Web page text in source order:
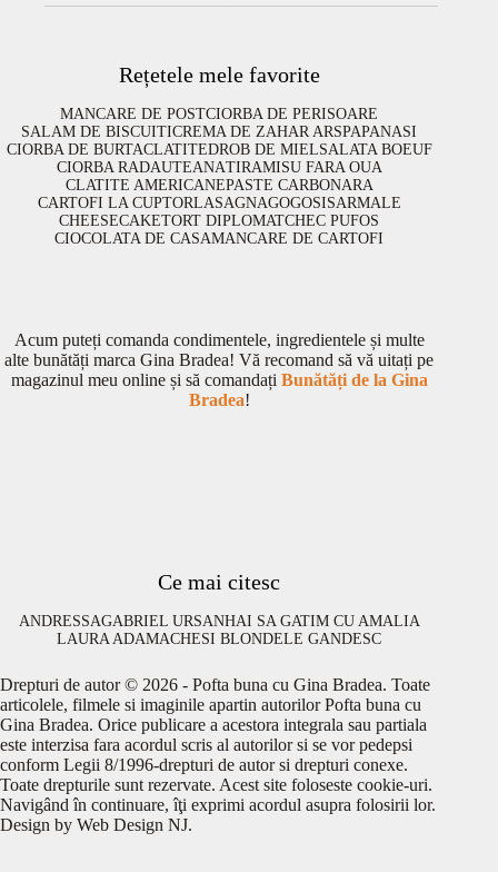
Rețetele mele favorite
MANCARE DE POSTCIORBA DE PERISOARE
SALAM DE BISCUITICREMA DE ZAHAR ARSPAPANASI
CIORBA DE BURTACLATITEDROB DE MIELSALATA BOEUF
CIORBA RADAUTEANATIRAMISU FARA OUA
CLATITE AMERICANEPASTE CARBONARA
CARTOFI LA CUPTORLASAGNAGOGOSISARMALE
CHEESECAKETORT DIPLOMATCHEC PUFOS
CIOCOLATA DE CASAMANCARE DE CARTOFI
Acum puteți comanda condimentele, ingredientele și multe
alte bunătăți marca Gina Bradea! Vă recomand să vă uitați pe
magazinul meu online și să comandați Bunătăți de la Gina
Bradea!
Ce mai citesc
ANDRESSAGABRIEL URSANHAI SA GATIM CU AMALIA
LAURA ADAMACHESI BLONDELE GANDESC
Drepturi de autor © 2026 - Pofta buna cu Gina Bradea. Toate
articolele, filmele si imaginile apartin autorilor Pofta buna cu
Gina Bradea. Orice publicare a acestora integrala sau partiala
este interzisa fara acordul scris al autorilor si se vor pedepsi
conform Legii 8/1996-drepturi de autor si drepturi conexe.
Toate drepturile sunt rezervate. Acest site foloseste cookie-uri.
Navigând în continuare, îţi exprimi acordul asupra folosirii lor.
Design by Web Design NJ.